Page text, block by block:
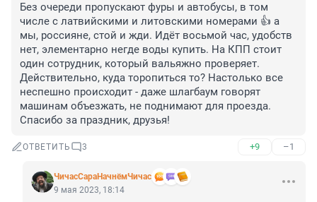
Без очереди пропускают фуры и автобусы, в том
числе с латвийскими и литовскими номерами 👍 а
мы, россияне, стой и жди. Идёт восьмой час, удобств
нет, элементарно негде воды купить. На КПП стоит
один сотрудник, который вальяжно проверяет.
Действительно, куда торопиться то? Настолько все
неспешно происходит - даже шлагбаум говорят
машинам объезжать, не поднимают для проезда.
Спасибо за праздник, друзья!
ОТВЕТИТЬ 3 +9 –1
ЧичасСараНачнёмЧичас
9 мая 2023, 18:14